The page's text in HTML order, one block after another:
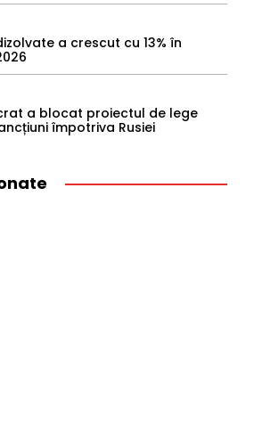
a crescut cu 13% în
a blocat proiectul de lege
împotriva Rusiei